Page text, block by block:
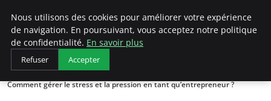
LECFCM
Accueil
Entreprise & Entrepreneuriat
Comment gérer le stress et la pression en tant qu’entrepreneur ?
Nous utilisons des cookies pour améliorer votre expérience
de navigation. En poursuivant, vous acceptez notre politique
de confidentialité. En savoir plus
Refuser Accepter